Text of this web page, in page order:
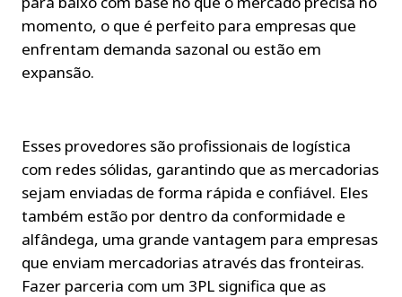
momento, o que é perfeito para empresas que
enfrentam demanda sazonal ou estão em
expansão.
Esses provedores são profissionais de logística
com redes sólidas, garantindo que as mercadorias
sejam enviadas de forma rápida e confiável. Eles
também estão por dentro da conformidade e
alfândega, uma grande vantagem para empresas
que enviam mercadorias através das fronteiras.
Fazer parceria com um 3PL significa que as